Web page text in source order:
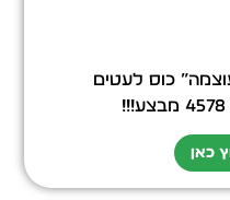
כוס לעטים
כאן